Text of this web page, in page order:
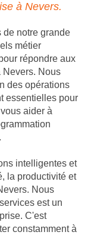
à Nevers.
de notre grande
métier
répondre aux
Nevers. Nous
des opérations
essentielles pour
aider à
intelligentes et
la productivité et
Nous
est un
C'est
constamment à